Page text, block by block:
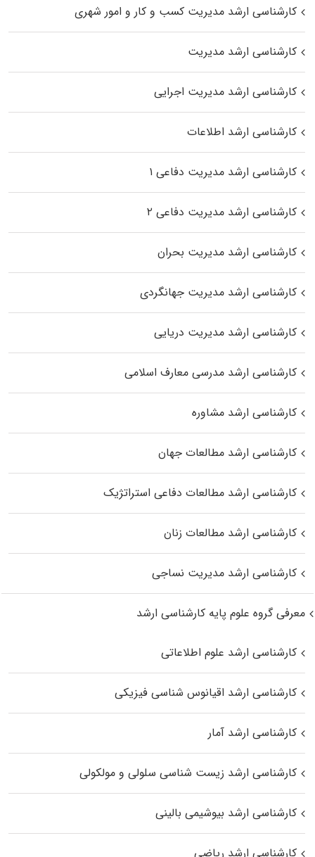
کارشناسی ارشد مدیریت کسب و کار و امور شهری
کارشناسی ارشد مدیریت
کارشناسی ارشد مدیریت اجرایی
کارشناسی ارشد اطلاعات
کارشناسی ارشد مدیریت دفاعی ۱
کارشناسی ارشد مدیریت دفاعی ۲
کارشناسی ارشد مدیریت بحران
کارشناسی ارشد مدیریت جهانگردی
کارشناسی ارشد مدیریت دریایی
کارشناسی ارشد مدرسی معارف اسلامی
کارشناسی ارشد مشاوره
کارشناسی ارشد مطالعات جهان
کارشناسی ارشد مطالعات دفاعی استراتژیک
کارشناسی ارشد مطالعات زنان
کارشناسی ارشد مدیریت نساجی
معرفی گروه علوم پایه کارشناسی ارشد
کارشناسی ارشد علوم اطلاعاتی
کارشناسی ارشد اقیانوس‌ شناسی فیزیکی
کارشناسی ارشد آمار
کارشناسی ارشد زیست شناسی سلولی و مولکولی
کارشناسی ارشد بیوشیمی بالینی
کارشناسی ارشد ریاضی